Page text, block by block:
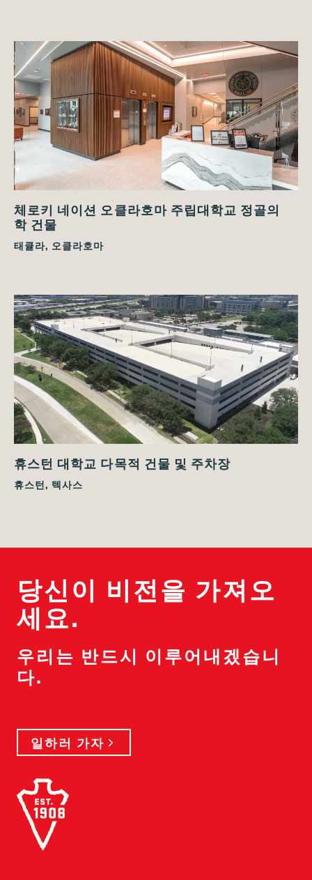
체로키 네이션 오클라호마 주립대학교 정골의
학 건물
태큘라, 오클라호마
휴스턴 대학교 다목적 건물 및 주차장
휴스턴, 텍사스
당신이 비전을 가져오
세요.
우리는 반드시 이루어내겠습니
다.
일하러 가자